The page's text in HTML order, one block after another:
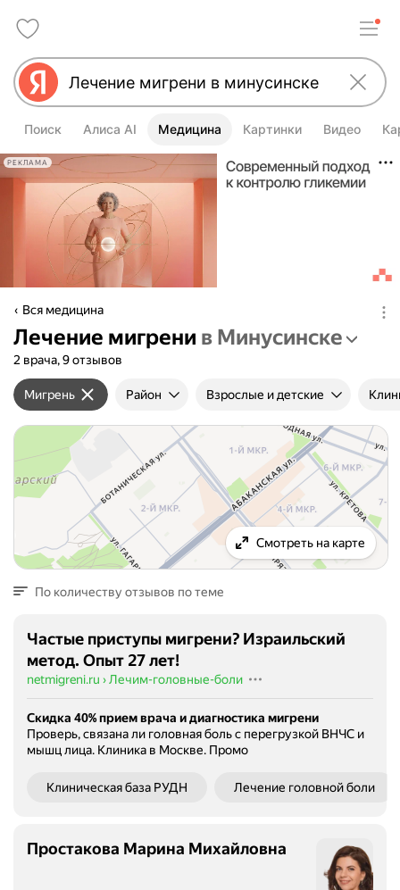
Поиск Алиса AI Медицина Картинки Видео
РЕКЛАМА
Вся медицина
Лечение мигрени в Минусинске
2 врача, 9 отзывов
Мигрень Район Взрослые и детские
Смотреть на карте
По количеству отзывов по теме
Частые приступы мигрени? Израильский
метод. Опыт 27 лет!
netmigreni.ru ›Лечим-головные-боли
Скидка 40% прием врача и диагностика мигрени
Проверь, связана ли головная боль с перегрузкой ВНЧС и
мышц лица. Клиника в Москве. Промо
Клиническая база РУДН Лечение головной боли
Простакова Марина Михайловна